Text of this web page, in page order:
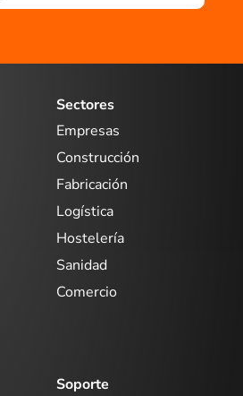
Sectores
Empresas
Construcción
Fabricación
Logística
Hostelería
Sanidad
Comercio
Soporte